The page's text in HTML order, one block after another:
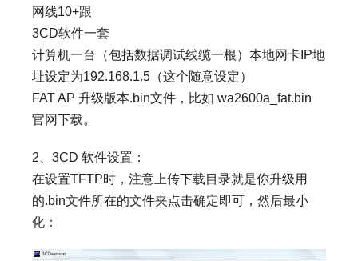
网线10+跟
3CD软件一套
计算机一台（包括数据调试线缆一根）本地网卡IP地
址设定为192.168.1.5（这个随意设定）
FAT AP 升级版本.bin文件，比如 wa2600a_fat.bin
官网下载。
2、3CD 软件设置：
在设置TFTP时，注意上传下载目录就是你升级用
的.bin文件所在的文件夹点击确定即可，然后最小
化：